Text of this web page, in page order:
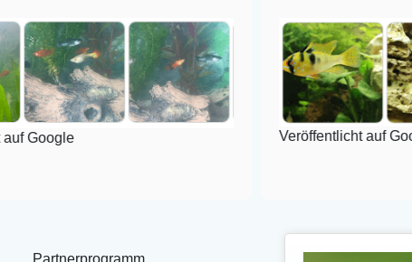
Veröffentlicht auf Google
Partnerprogramm